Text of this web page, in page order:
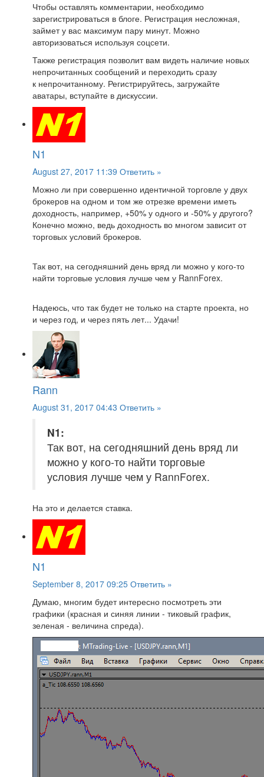
Чтобы оставлять комментарии, необходимо
зарегистрироваться в блоге. Регистрация несложная,
займет у вас максимум пару минут. Можно
авторизоваться используя соцсети.
Также регистрация позволит вам видеть наличие новых
непрочитанных сообщений и переходить сразу
к непрочитанному. Регистрируйтесь, загружайте
аватары, вступайте в дискуссии.
N1
August 27, 2017 11:39 Ответить »
Можно ли при совершенно идентичной торговле у двух
брокеров на одном и том же отрезке времени иметь
доходность, например, +50% у одного и -50% у другого?
Конечно можно, ведь доходность во многом зависит от
торговых условий брокеров.
Так вот, на сегодняшний день вряд ли можно у кого-то
найти торговые условия лучше чем у RannForex.
Надеюсь, что так будет не только на старте проекта, но
и через год, и через пять лет... Удачи!
Rann
August 31, 2017 04:43 Ответить »
N1:
Так вот, на сегодняшний день вряд ли
можно у кого-то найти торговые
условия лучше чем у RannForex.
На это и делается ставка.
N1
September 8, 2017 09:25 Ответить »
Думаю, многим будет интересно посмотреть эти
графики (красная и синяя линии - тиковый график,
зеленая - величина спреда).